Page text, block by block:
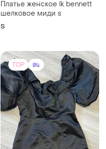
Платье женское lk bennett
шелковое миди s
S
TOP